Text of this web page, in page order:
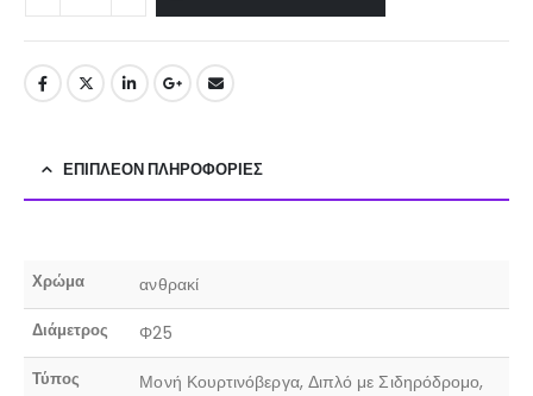
ΕΠΙΠΛΈΟΝ ΠΛΗΡΟΦΟΡΊΕΣ
Χρώμα ανθρακί
Διάμετρος Φ25
Τύπος
Μονή Κουρτινόβεργα, Διπλό με Σιδηρόδρομο,